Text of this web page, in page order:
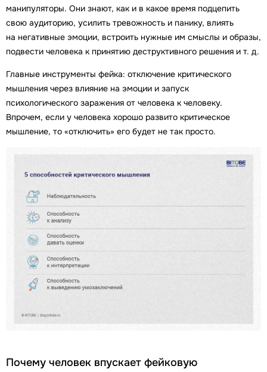
манипуляторы. Они знают, как и в какое время подцепить
свою аудиторию, усилить тревожность и панику, влиять
на негативные эмоции, встроить нужные им смыслы и образы,
подвести человека к принятию деструктивного решения и т. д.
Главные инструменты фейка: отключение критического
мышления через влияние на эмоции и запуск
психологического заражения от человека к человеку.
Впрочем, если у человека хорошо развито критическое
мышление, то «отключить» его будет не так просто.
Почему человек впускает фейковую